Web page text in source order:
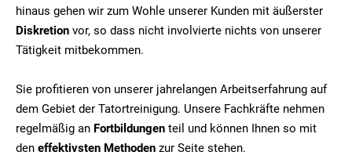
hinaus gehen wir zum Wohle unserer Kunden mit äußerster
Diskretion vor, so dass nicht involvierte nichts von unserer
Tätigkeit mitbekommen.
Sie profitieren von unserer jahrelangen Arbeitserfahrung auf
dem Gebiet der Tatortreinigung. Unsere Fachkräfte nehmen
regelmäßig an Fortbildungen teil und können Ihnen so mit
den effektivsten Methoden zur Seite stehen.